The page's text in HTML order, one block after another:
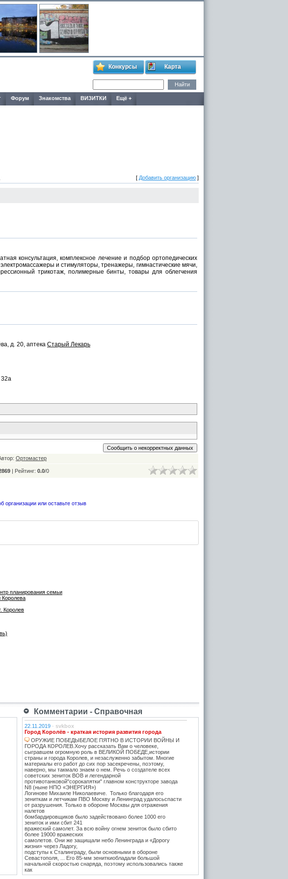
Конкурсы Карта
Форум Знакомства ВИЗИТКИ Ещё +
[ Добавить организацию ]
консультация, комплексное лечение и подбор ортопедических
и стимуляторы, тренажеры, гимнастические мячи,
трикотаж, полимерные бинты, товары для облегчения
д. 20, аптека Старый Лекарь
32а
Ортомастер
| Рейтинг: 0.0/0
организации или оставьте отзыв
планирования семьи
Королева
Королев
Комментарии - Справочная
22.11.2019 - svkbox
Город Королёв - краткая история развития города
ОРУЖИЕ ПОБЕДЫБЕЛОЕ ПЯТНО В ИСТОРИИ ВОЙНЫ И
ГОРОДА КОРОЛЕВ.Хочу рассказать Вам о человеке,
сыгравшем огромную роль в ВЕЛИКОЙ ПОБЕДЕ,истории
страны и города Королев, и незаслуженно забытом. Многие
материалы его работ до сих пор засекречены, поэтому,
наверно, мы такмало знаем о нем. Речь о создателе всех
советских зениток ВОВ и легендарной
противотанковой"сорокапятки" главном конструкторе завода
N8 (ныне НПО «ЭНЕРГИЯ»)
Логинове Михаиле Николаевиче. Только благодаря его
зениткам и летчикам ПВО Москву и Ленинград удалосьспасти
от разрушения. Только в обороне Москвы для отражения
налетов
бомбардировщиков было задействовано более 1000 его
зениток и ими сбит 241
вражеский самолет. За всю войну огнем зениток было сбито
более 19000 вражеских
самолетов. Они же защищали небо Ленинграда и «Дорогу
жизни» через Ладогу,
подступы к Сталинграду, были основными в обороне
Севастополя, ... Его 85-мм зениткиобладали большой
начальной скоростью снаряда, поэтому использовались также
как
противотанковые, на прямую наводку для борьбы с тяжёлыми